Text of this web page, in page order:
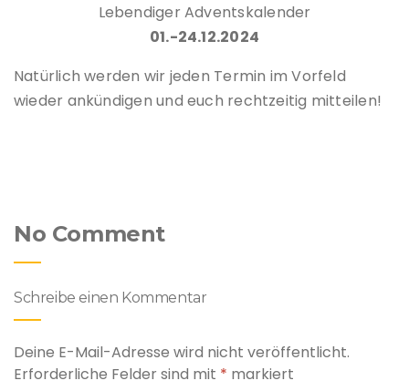
Lebendiger Adventskalender
01.-24.12.2024
Natürlich werden wir jeden Termin im Vorfeld
wieder ankündigen und euch rechtzeitig mitteilen!
No Comment
Schreibe einen Kommentar
Deine E-Mail-Adresse wird nicht veröffentlicht.
Erforderliche Felder sind mit * markiert